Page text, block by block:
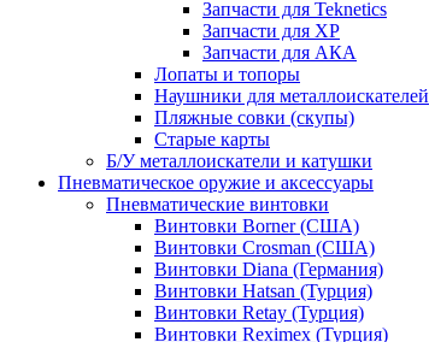
Запчасти для Teknetics
Запчасти для XP
Запчасти для АКА
Лопаты и топоры
Наушники для металлоискателей
Пляжные совки (скупы)
Старые карты
Б/У металлоискатели и катушки
Пневматическое оружие и аксессуары
Пневматические винтовки
Винтовки Borner (США)
Винтовки Crosman (США)
Винтовки Diana (Германия)
Винтовки Hatsan (Турция)
Винтовки Retay (Турция)
Винтовки Reximex (Турция)